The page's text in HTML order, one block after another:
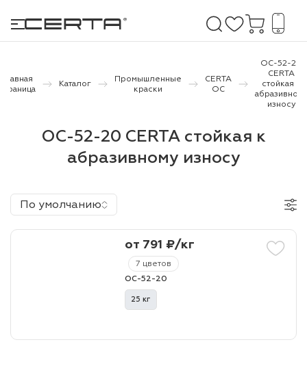
и дачи
бетону,
и эмали
Главная
Каталог
Промышленные
краски
CERTA
ОС
ОС-52-20
CERTA
стойкая к
износу
ОС-52-20 CERTA стойкая к
абразивному износу
По умолчанию
7 цветов
от 791 ₽/кг
ОС-52-20
25 кг